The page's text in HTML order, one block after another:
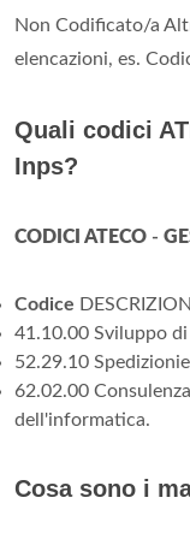
Non Codificato/a
elencazioni, es.
Quali codici
Inps?
CODICI ATECO -
Codice
41.10.00 Sviluppo
52.29.10
62.02.00
dell'informatica.
Cosa sono i